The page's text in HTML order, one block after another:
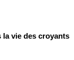
la vie des croyants